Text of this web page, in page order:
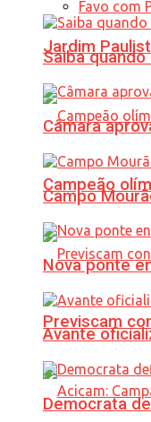
Jardim
Campeão
Previscam
Favo com
Saiba
Câmara
Campo
Nova ponte
Avante
Democrata